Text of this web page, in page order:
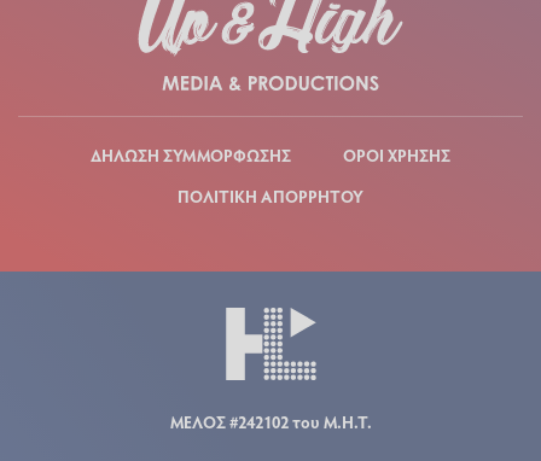
ΔΗΛΩΣΗ ΣΥΜΜΟΡΦΩΣΗΣ
ΟΡΟΙ ΧΡΗΣΗΣ
ΠΟΛΙΤΙΚΗ ΑΠΟΡΡΗΤΟΥ
ΜΕΛΟΣ #242102 του Μ.Η.Τ.